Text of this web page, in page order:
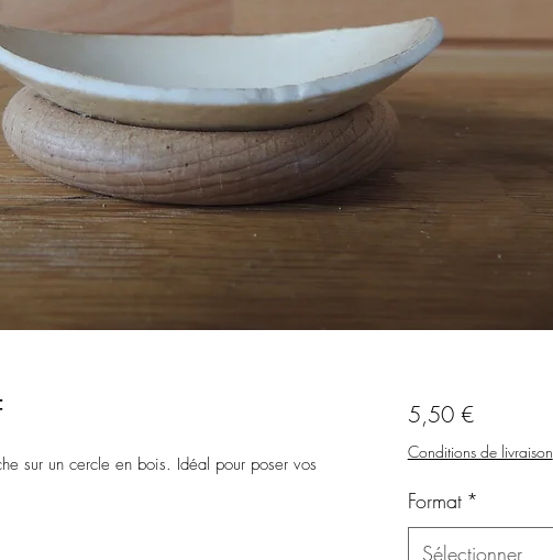
sur un cercle en bois. Idéal pour poser vos
5,50 €Prix
Conditions de livraison
Format *
Sélectionner